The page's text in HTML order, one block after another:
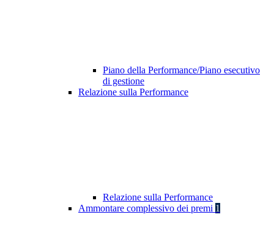
Piano della Performance/Piano esecutivo
di gestione
Relazione sulla Performance
Relazione sulla Performance
Ammontare complessivo dei premi 1